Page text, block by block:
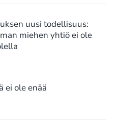
uusi todellisuus:
miehen yhtiö ei ole
ei ole enää